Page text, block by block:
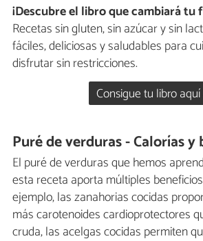
¡Descubre el libro que cambiará tu
Recetas sin gluten, sin azúcar y sin
fáciles, deliciosas y saludables para
disfrutar sin restricciones.
Consigue tu libro
Puré de verduras - Calorías y
El puré de verduras que hemos
esta receta aporta múltiples
ejemplo, las zanahorias cocidas
más carotenoides cardioprotectores
cruda, las acelgas cocidas permiten